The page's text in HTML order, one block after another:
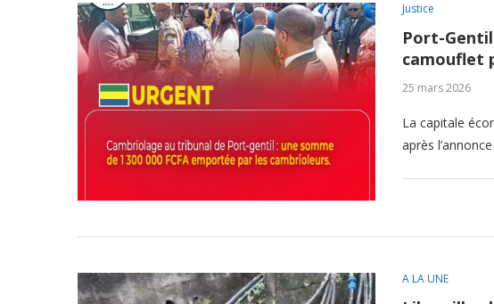
Justice
Port-
camouflet
25 mars 2026
La capitale
après
A LA UNE